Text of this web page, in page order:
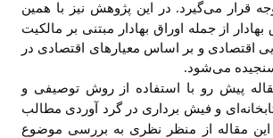
قرار میگیرد. در این پژوهش نیز با همین
از جمله اوراق بهادار مبتنی بر مالکیت
اقتصادی و بر اساس معیارهای اقتصادی در
میشود.
پیشرو با استفاده از روش توصیفی و
ای و فیش ‌برداری در گرد آوردی مطالب
مقاله از منظر نظری به بررسی موضوع